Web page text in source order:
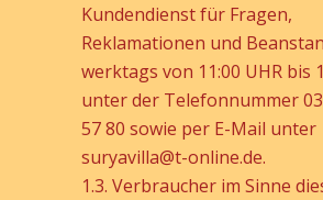
Kundendienst für Fragen,
Reklamationen und
werktags von 11:00 UHR bis
unter der Telefonnummer
57 80 sowie per E-Mail unter
suryavilla@t-online.de.
1.3. Verbraucher im Sinne